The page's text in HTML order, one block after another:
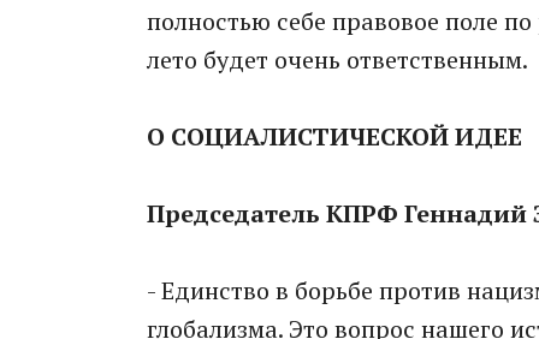
полностью себе правовое поле
лето будет очень ответственным.
О СОЦИАЛИСТИЧЕСКОЙ ИДЕЕ
Председатель КПРФ Геннадий
- Единство в борьбе против
глобализма. Это вопрос нашего